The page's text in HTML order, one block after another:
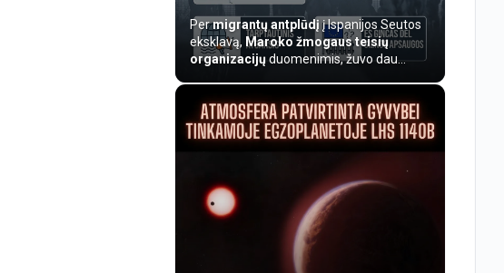
Permigrantų antplūdįį Ispanijos Seutos
eksklavą, Maroko žmogaus teisių
organizacijųduomenimis, žuvo dau...